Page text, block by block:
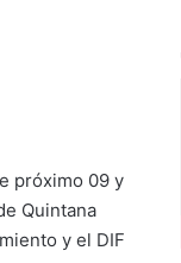
próximo 09 y
Quintana
y el DIF